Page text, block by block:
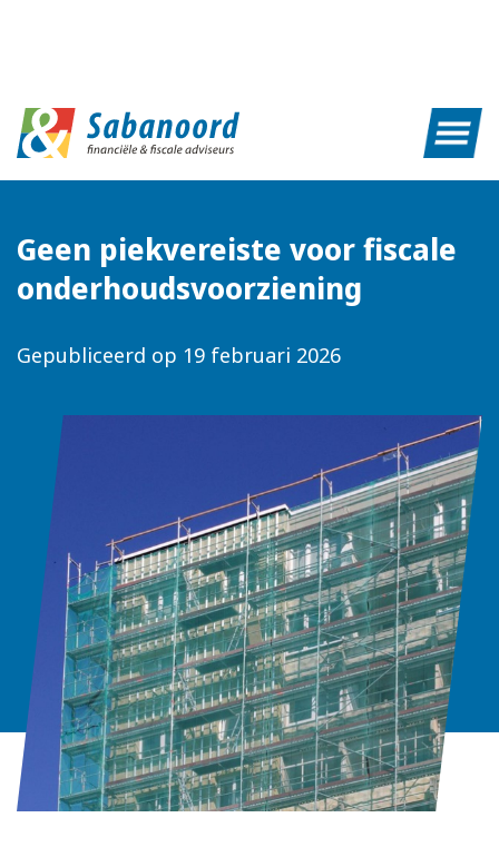
Geen piekvereiste voor fiscale
onderhoudsvoorziening
Gepubliceerd op 19 februari 2026